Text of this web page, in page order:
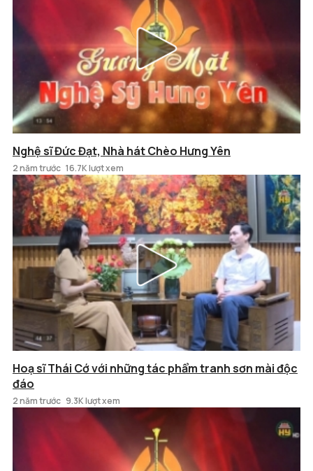
Nghệ sĩ Đức Đạt, Nhà hát Chèo Hưng Yên
2 năm trước 16.7K lượt xem
Hoạ sĩ Thái Cớ với những tác phẩm tranh sơn mài độc
đáo
2 năm trước 9.3K lượt xem